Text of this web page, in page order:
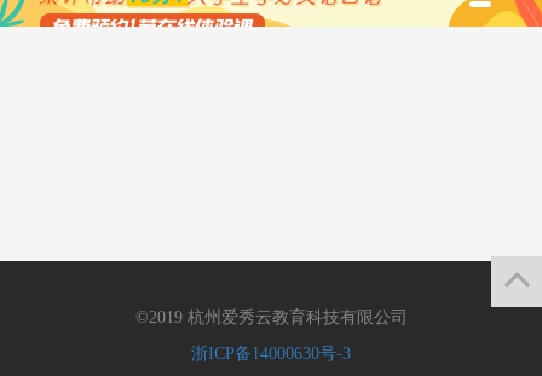
©2019 杭州爱秀云教育科技有限公司
浙ICP备14000630号-3